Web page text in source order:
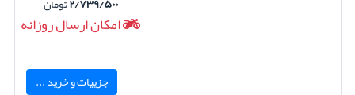
امکان ارسال روزانه
جزییات و خرید ...